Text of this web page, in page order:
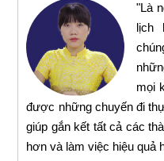
"Là
lịch
mọi
được những chuyến đi
giúp gắn kết tất cả các
hơn và làm việc hiệu quả